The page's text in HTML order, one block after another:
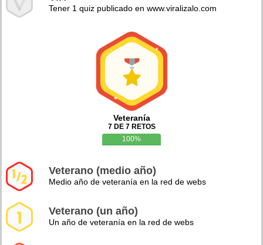
Tener 1 quiz publicado en www.viralizalo.com
Veteranía
7 DE 7 RETOS
100%
Veterano (medio año)
Medio año de veteranía en la red de webs
Veterano (un año)
Un año de veteranía en la red de webs